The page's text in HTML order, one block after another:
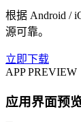
根据 Android /
源可靠。
立即下载
APP PREVIEW
应用界面预